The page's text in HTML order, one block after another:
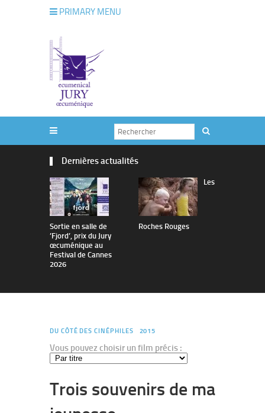
PRIMARY MENU
Dernières actualités
Sortie en salle de
’Fjord’, prix du Jury
œcuménique au
Festival de Cannes
2026
Les
Roches Rouges
DU CÔTÉ DES CINÉPHILES 2015
Vous pouvez choisir un film précis :
Trois souvenirs de ma